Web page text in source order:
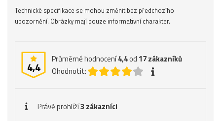
Technické specifikace se mohou změnit bez předchozího
upozornění. Obrázky mají pouze informativní charakter.
4,4
Průměrné hodnocení4,4od 17zákazníků
Ohodnotit:
Právě prohlíží3 zákazníci